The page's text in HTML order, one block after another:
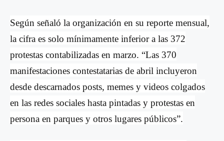
Según señaló la organización en su reporte mensual,
la cifra es solo mínimamente inferior a las 372
protestas contabilizadas en marzo. “Las 370
manifestaciones contestatarias de abril incluyeron
desde descarnados posts, memes y videos colgados
en las redes sociales hasta pintadas y protestas en
persona en parques y otros lugares públicos”.